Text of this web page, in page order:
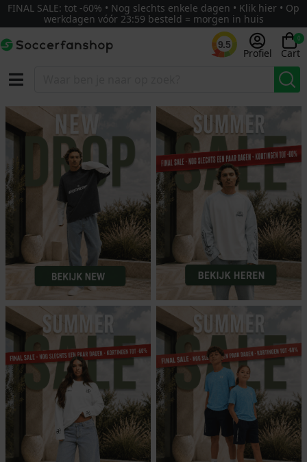
FINAL SALE: tot -60% • Nog slechts enkele dagen • Klik hier • Op
werkdagen vóór 23:59 besteld = morgen in huis
9.5
Profiel
0
Cart